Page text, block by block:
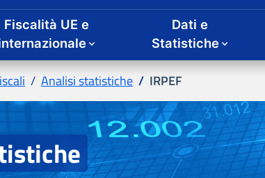
Fiscalità UE e Dati e
IRPEF